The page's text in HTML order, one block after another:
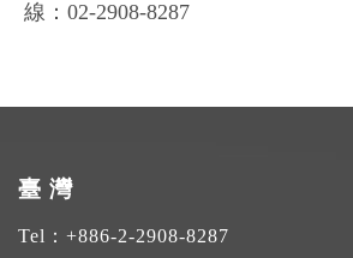
線：02-2908-8287
臺 灣
Tel： +886-2-2908-8287